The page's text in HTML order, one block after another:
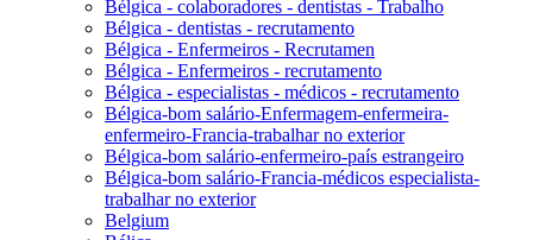
Bélgica - colaboradores - dentistas - Trabalho
Bélgica - dentistas - recrutamento
Bélgica - Enfermeiros - Recrutamen
Bélgica - Enfermeiros - recrutamento
Bélgica - especialistas - médicos - recrutamento
Bélgica-bom salário-Enfermagem-enfermeira-
enfermeiro-Francia-trabalhar no exterior
Bélgica-bom salário-enfermeiro-país estrangeiro
Bélgica-bom salário-Francia-médicos especialista-
trabalhar no exterior
Belgium